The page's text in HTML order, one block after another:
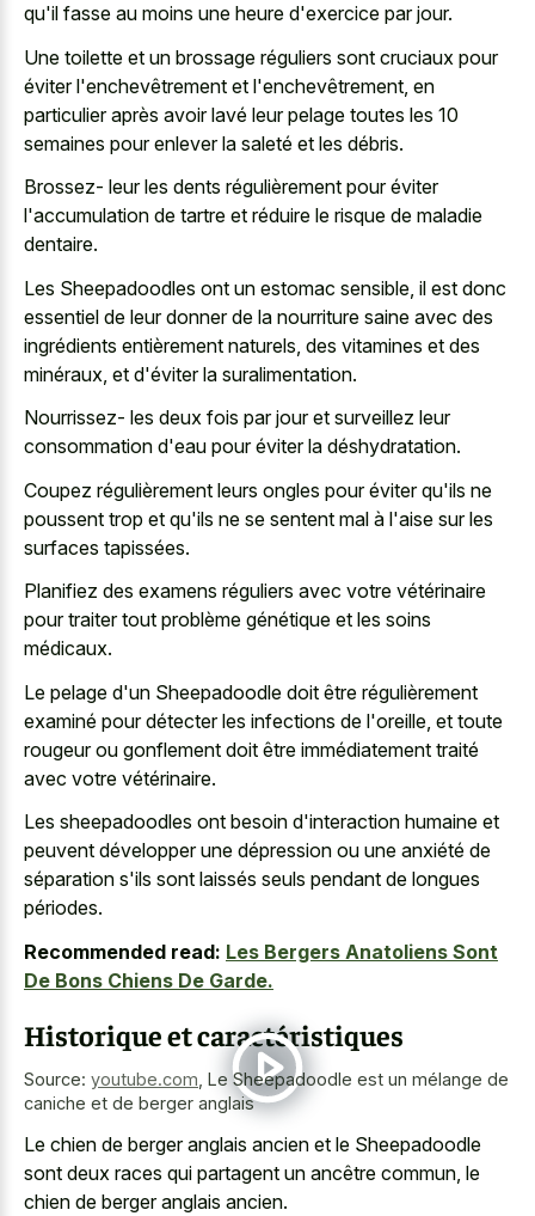
qu'il fasse au moins une heure d'exercice par jour.
Une toilette et un brossage réguliers sont cruciaux pour
éviter l'enchevêtrement et l'enchevêtrement, en
particulier après avoir lavé leur pelage toutes les 10
semaines pour enlever la saleté et les débris.
Brossez- leur les dents régulièrement pour éviter
l'accumulation de tartre et réduire le risque de maladie
dentaire.
Les Sheepadoodles ont un estomac sensible, il est donc
essentiel de leur donner de la nourriture saine avec des
ingrédients entièrement naturels, des vitamines et des
minéraux, et d'éviter la suralimentation.
Nourrissez- les deux fois par jour et surveillez leur
consommation d'eau pour éviter la déshydratation.
Coupez régulièrement leurs ongles pour éviter qu'ils ne
poussent trop et qu'ils ne se sentent mal à l'aise sur les
surfaces tapissées.
Planifiez des examens réguliers avec votre vétérinaire
pour traiter tout problème génétique et les soins
médicaux.
Le pelage d'un Sheepadoodle doit être régulièrement
examiné pour détecter les infections de l'oreille, et toute
rougeur ou gonflement doit être immédiatement traité
avec votre vétérinaire.
Les sheepadoodles ont besoin d'interaction humaine et
peuvent développer une dépression ou une anxiété de
séparation s'ils sont laissés seuls pendant de longues
périodes.
Recommended read: Les Bergers Anatoliens Sont
De Bons Chiens De Garde.
Historique et caractéristiques
Source: youtube.com Le Sheepadoodle est un mélange de
caniche et de berger anglais
Le chien de berger anglais ancien et le Sheepadoodle
sont deux races qui partagent un ancêtre commun, le
chien de berger anglais ancien.